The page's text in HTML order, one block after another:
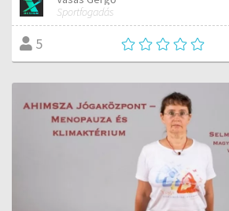
Sportfogadás
5